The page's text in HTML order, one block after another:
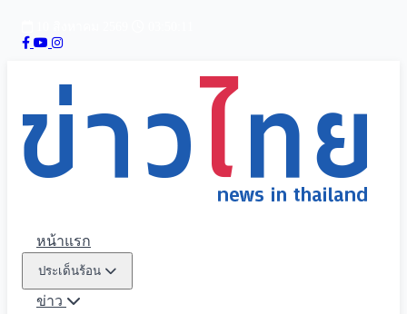
หน้าแรก
ประเด็นร้อน
ข่าว